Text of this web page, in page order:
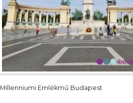
Millenniumi Emlékmű Budapest